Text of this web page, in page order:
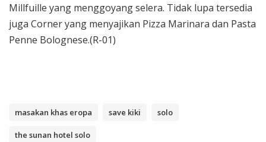
Millfuille yang menggoyang selera. Tidak lupa tersedia
juga Corner yang menyajikan Pizza Marinara dan Pasta
Penne Bolognese.(R-01)
masakan khas eropa save kiki solo
the sunan hotel solo